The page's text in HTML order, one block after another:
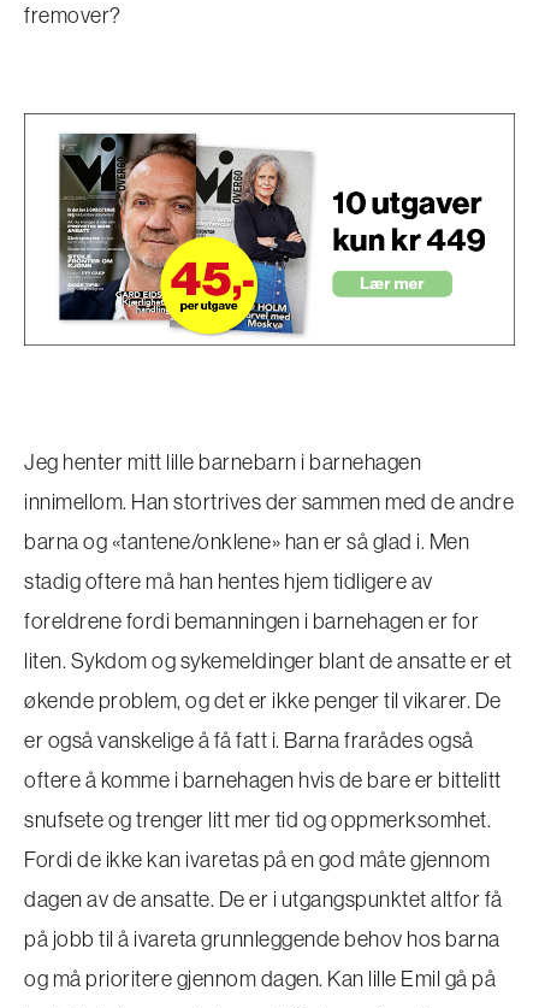
fremover?
Jeg henter mitt lille barnebarn i barnehagen
innimellom. Han stortrives der sammen med de andre
barna og «tantene/onklene» han er så glad i. Men
stadig oftere må han hentes hjem tidligere av
foreldrene fordi bemanningen i barnehagen er for
liten. Sykdom og sykemeldinger blant de ansatte er et
økende problem, og det er ikke penger til vikarer. De
er også vanskelige å få fatt i. Barna frarådes også
oftere å komme i barnehagen hvis de bare er bittelitt
snufsete og trenger litt mer tid og oppmerksomhet.
Fordi de ikke kan ivaretas på en god måte gjennom
dagen av de ansatte. De er i utgangspunktet altfor få
på jobb til å ivareta grunnleggende behov hos barna
og må prioritere gjennom dagen. Kan lille Emil gå på